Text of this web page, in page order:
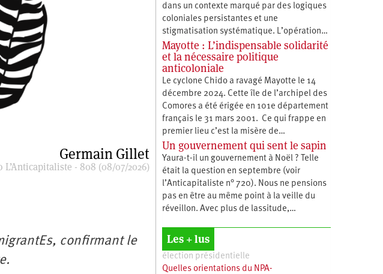
Germain Gillet
L’Anticapitaliste - 808 (08/07/2026)
confirmant le
dans un contexte marqué par des logiques
coloniales persistantes et une
stigmatisation systématique. L’opération…
Mayotte : L’indispensable solidarité
et la nécessaire politique
anticoloniale
Le cyclone Chido a ravagé Mayotte le 14
décembre 2024. Cette île de l’archipel des
Comores a été érigée en 101e département
français le 31 mars 2001. Ce qui frappe en
premier lieu c’est la misère de…
Un gouvernement qui sent le sapin
Yaura-t-il un gouvernement à Noël ? Telle
était la question en septembre (voir
l’Anticapitaliste n° 720). Nous ne pensions
pas en être au même point à la veille du
réveillon. Avec plus de lassitude,…
Les + lus
élection présidentielle
Quelles orientations du NPA-